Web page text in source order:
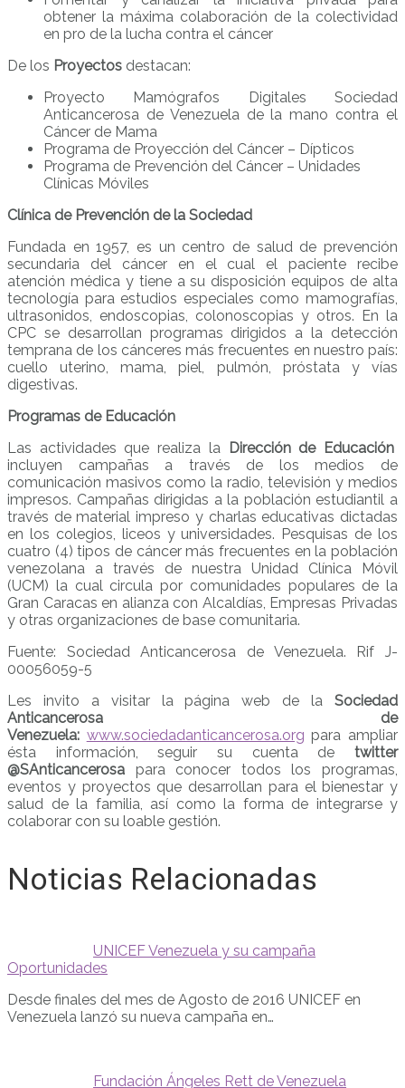
obtener la máxima colaboración de la colectividad
en pro de la lucha contra el cáncer
De los Proyectos destacan:
Proyecto Mamógrafos Digitales Sociedad
Anticancerosa de Venezuela de la mano contra el
Cáncer de Mama
Programa de Proyección del Cáncer – Dípticos
Programa de Prevención del Cáncer – Unidades
Clínicas Móviles
Clínica de Prevención de la Sociedad
Fundada en 1957, es un centro de salud de prevención
secundaria del cáncer en el cual el paciente recibe
atención médica y tiene a su disposición equipos de alta
tecnología para estudios especiales como mamografías,
ultrasonidos, endoscopias, colonoscopias y otros. En la
CPC se desarrollan programas dirigidos a la detección
temprana de los cánceres más frecuentes en nuestro país:
cuello uterino, mama, piel, pulmón, próstata y vías
digestivas.
Programas de Educación
Las actividades que realiza la Dirección de Educación
incluyen campañas a través de los medios de
comunicación masivos como la radio, televisión y medios
impresos. Campañas dirigidas a la población estudiantil a
través de material impreso y charlas educativas dictadas
en los colegios, liceos y universidades. Pesquisas de los
cuatro (4) tipos de cáncer más frecuentes en la población
venezolana a través de nuestra Unidad Clínica Móvil
(UCM) la cual circula por comunidades populares de la
Gran Caracas en alianza con Alcaldías, Empresas Privadas
y otras organizaciones de base comunitaria.
Fuente: Sociedad Anticancerosa de Venezuela. Rif J-
00056059-5
Les invito a visitar la página web de la Sociedad
Anticancerosa de
Venezuela: www.sociedadanticancerosa.org para ampliar
ésta información, seguir su cuenta de twitter
@SAnticancerosa para conocer todos los programas,
eventos y proyectos que desarrollan para el bienestar y
salud de la familia, así como la forma de integrarse y
colaborar con su loable gestión.
Noticias Relacionadas
UNICEF Venezuela y su campaña
Oportunidades
Desde finales del mes de Agosto de 2016 UNICEF en
Venezuela lanzó su nueva campaña en…
Fundación Ángeles Rett de Venezuela